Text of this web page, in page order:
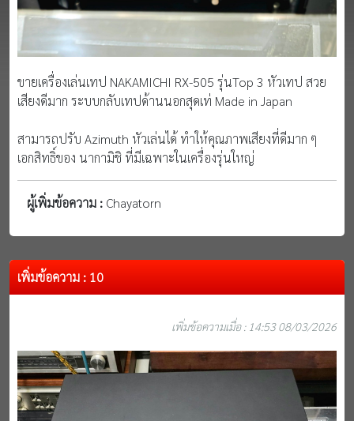
ขายเครื่องเล่นเทป NAKAMICHI RX-505 รุ่นTop 3 หัวเทป สวย
เสียงดีมาก ระบบกลับเทปด้านนอกสุดเท่ Made in Japan
สามารถปรับ Azimuth หัวเล่นได้ ทำให้คุณภาพเสียงที่ดีมาก ๆ
เอกสิทธิ์ของ นากามิชิ ที่มีเฉพาะในเครื่องรุ่นใหญ่
ผู้เพิ่มข้อความ : Chayatorn
เพิ่มข้อความ : 10
เพิ่มข้อความเมื่อ : 14:53 08/03/2026